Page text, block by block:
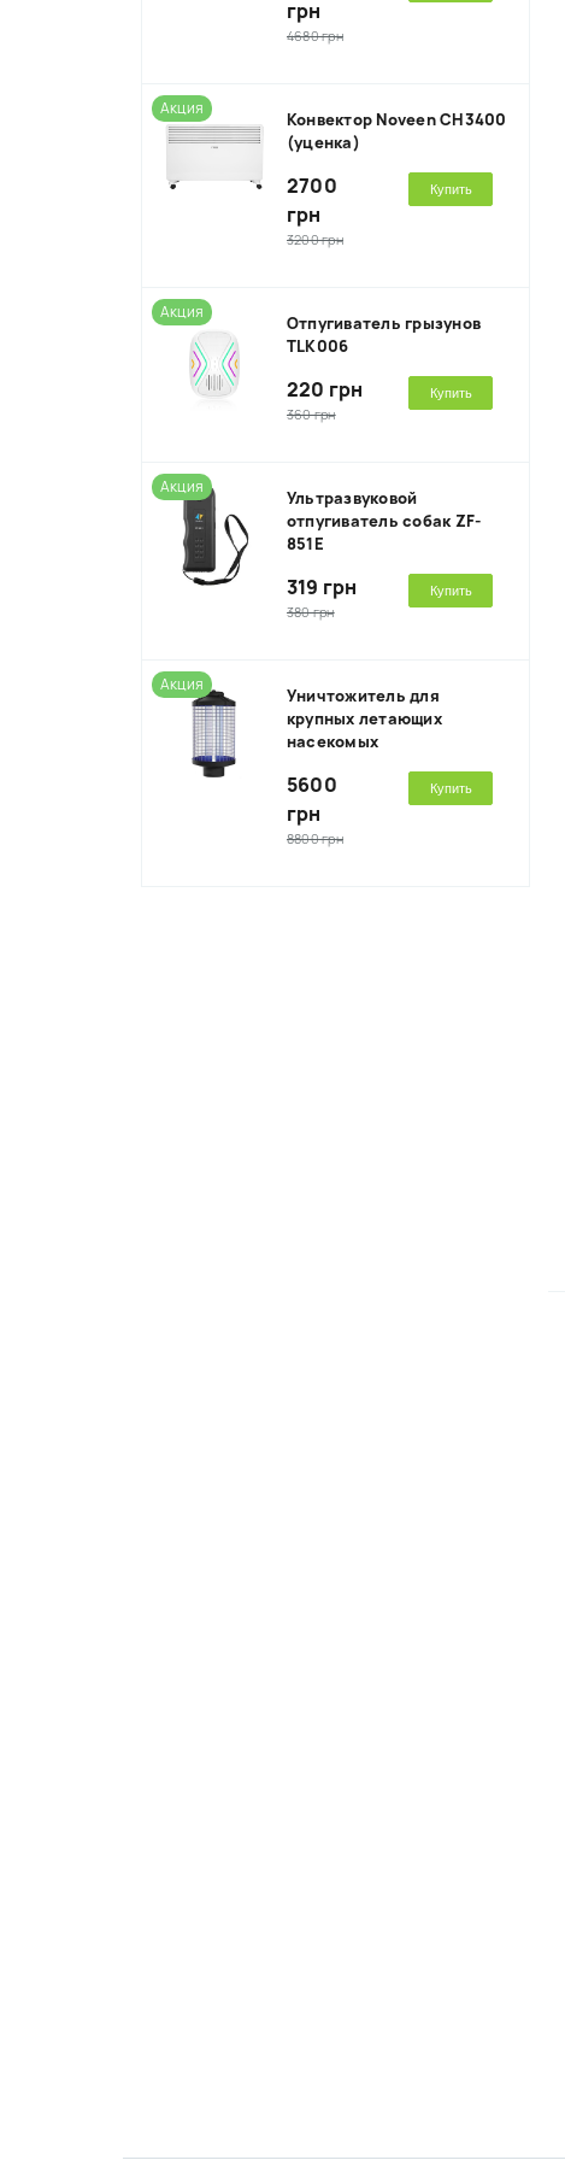
грн
4680 грн
Акция
Конвектор Noveen CH3400
(уценка)
2700
грн
3200 грн
Купить
Акция
Отпугиватель грызунов
TLK006
220 грн
360 грн
Купить
Акция
Ультразвуковой
отпугиватель собак ZF-
851E
319 грн
380 грн
Купить
Акция
Уничтожитель для
крупных летающих
насекомых
5600
грн
8800 грн
Купить